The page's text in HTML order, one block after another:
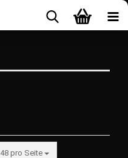
48 pro Seite